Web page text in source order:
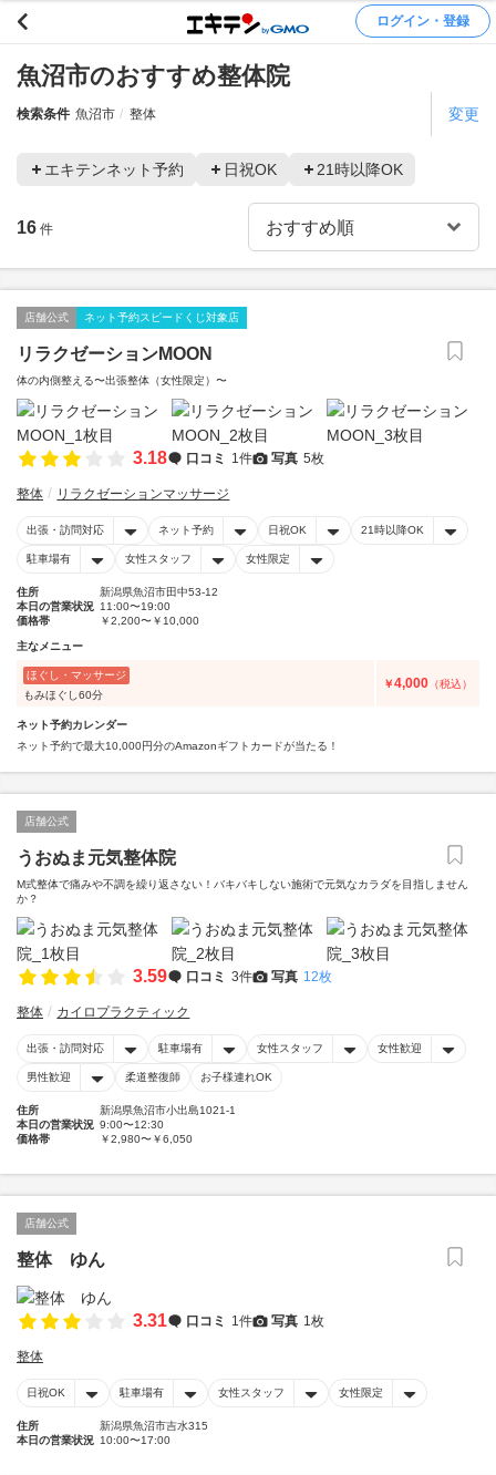
ログイン・登録
魚沼市のおすすめ整体院
検索条件 魚沼市 整体 変更
エキテンネット予約 日祝OK 21時以降OK
16 件
店舗公式 ネット予約スピードくじ対象店
リラクゼーションMOON
体の内側整える〜出張整体（女性限定）〜
3.18 口コミ 1件 写真 5枚
整体 リラクゼーションマッサージ
出張・訪問対応 ネット予約 日祝OK 21時以降OK
駐車場有 女性スタッフ 女性限定
住所
新潟県魚沼市田中53-12
本日の営業状況 11:00〜19:00
価格帯
￥2,200〜￥10,000
主なメニュー
ほぐし・マッサージ
もみほぐし60分
￥4,000 （税込）
ネット予約カレンダー
ネット予約で最大10,000円分のAmazonギフトカードが当たる！
店舗公式
うおぬま元気整体院
M式整体で痛みや不調を繰り返さない！バキバキしない施術で元気なカラダを目指しません
か？
3.59 口コミ 3件 写真 12枚
整体 カイロプラクティック
出張・訪問対応 駐車場有 女性スタッフ 女性歓迎
男性歓迎 柔道整復師 お子様連れOK
住所
新潟県魚沼市小出島1021-1
本日の営業状況 9:00〜12:30
価格帯
￥2,980〜￥6,050
店舗公式
整体 ゆん
3.31 口コミ 1件 写真 1枚
整体
日祝OK 駐車場有 女性スタッフ 女性限定
住所
新潟県魚沼市吉水315
本日の営業状況 10:00〜17:00